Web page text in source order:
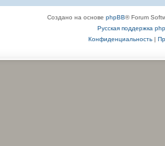
Создано на основе phpBB® Forum
Русская поддержка
Конфиденциальность|